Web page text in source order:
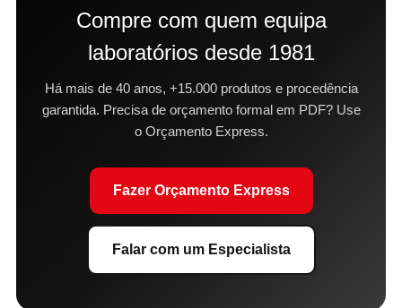
Compre com quem equipa
laboratórios desde 1981
Há mais de 40 anos, +15.000 produtos e procedência
garantida. Precisa de orçamento formal em PDF? Use
o Orçamento Express.
Fazer Orçamento Express
Falar com um Especialista